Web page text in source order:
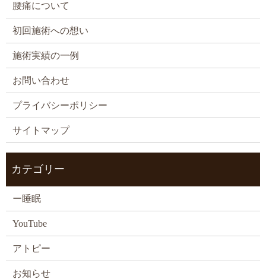
腰痛について
初回施術への想い
施術実績の一例
お問い合わせ
プライバシーポリシー
サイトマップ
カテゴリー
ー睡眠
YouTube
アトピー
お知らせ